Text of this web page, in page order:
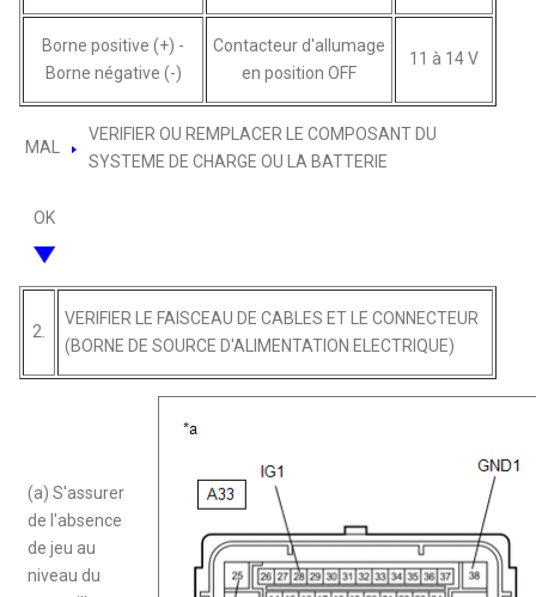
Borne positive (+) -
Borne négative (-)
Contacteur d'allumage
en position OFF
11 à 14 V
MAL
VERIFIER OU REMPLACER LE COMPOSANT DU
SYSTEME DE CHARGE OU LA BATTERIE
OK
2.
VERIFIER LE FAISCEAU DE CABLES ET LE CONNECTEUR
(BORNE DE SOURCE D'ALIMENTATION ELECTRIQUE)
(a) S'assurer
de l'absence
de jeu au
niveau du